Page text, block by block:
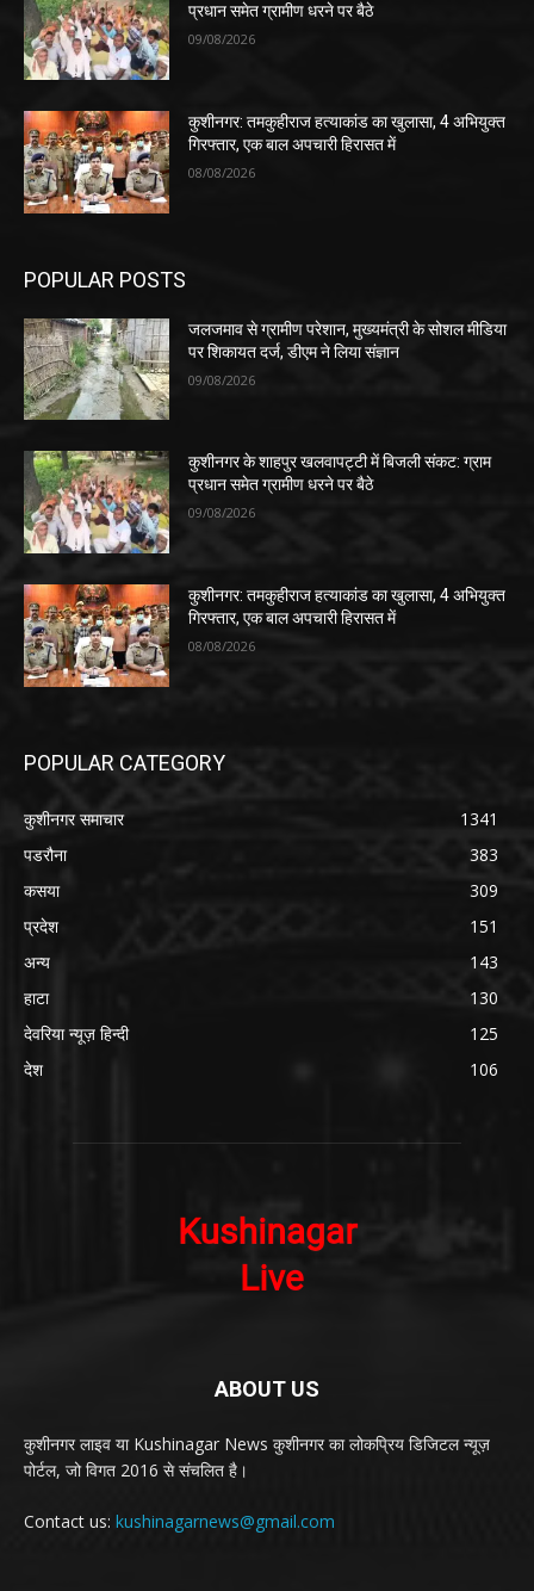
प्रधान समेत ग्रामीण धरने पर बैठे
09/08/2026
कुशीनगर: तमकुहीराज हत्याकांड का खुलासा, 4 अभियुक्त
गिरफ्तार, एक बाल अपचारी हिरासत में
08/08/2026
POPULAR POSTS
जलजमाव से ग्रामीण परेशान, मुख्यमंत्री के सोशल मीडिया
पर शिकायत दर्ज, डीएम ने लिया संज्ञान
09/08/2026
कुशीनगर के शाहपुर खलवापट्टी में बिजली संकट: ग्राम
प्रधान समेत ग्रामीण धरने पर बैठे
09/08/2026
कुशीनगर: तमकुहीराज हत्याकांड का खुलासा, 4 अभियुक्त
गिरफ्तार, एक बाल अपचारी हिरासत में
08/08/2026
POPULAR CATEGORY
कुशीनगर समाचार
1341
पडरौना
383
कसया
309
प्रदेश
151
अन्य
143
हाटा
130
देवरिया न्यूज़ हिन्दी
125
देश
106
ABOUT US
कुशीनगर लाइव या Kushinagar News कुशीनगर का लोकप्रिय डिजिटल न्यूज़
पोर्टल, जो विगत 2016 से संचलित है।
Contact us: kushinagarnews@gmail.com